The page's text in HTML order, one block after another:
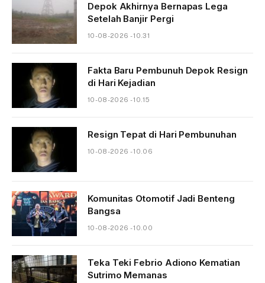
Depok Akhirnya Bernapas Lega
Setelah Banjir Pergi
10-08-2026 - 10.31
Fakta Baru Pembunuh Depok Resign
di Hari Kejadian
10-08-2026 - 10.15
Resign Tepat di Hari Pembunuhan
10-08-2026 - 10.06
Komunitas Otomotif Jadi Benteng
Bangsa
10-08-2026 - 10.00
Teka Teki Febrio Adiono Kematian
Sutrimo Memanas